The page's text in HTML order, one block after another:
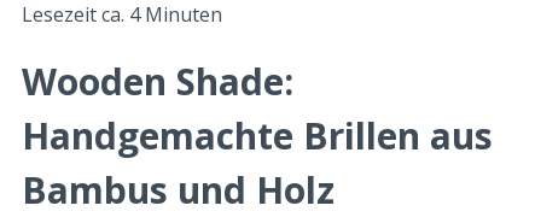
Lesezeit ca. 4 Minuten
Wooden Shade:
Handgemachte Brillen aus
Bambus und Holz